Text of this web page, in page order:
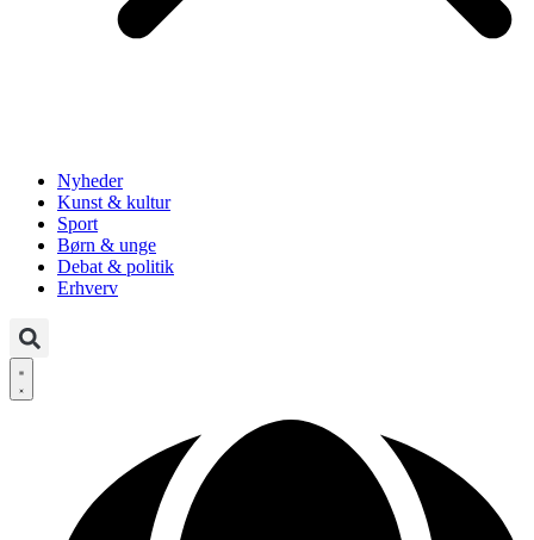
Nyheder
Kunst & kultur
Sport
Børn & unge
Debat & politik
Erhverv